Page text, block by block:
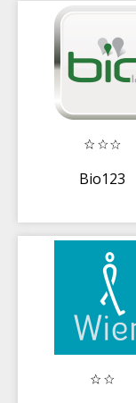
Bio123